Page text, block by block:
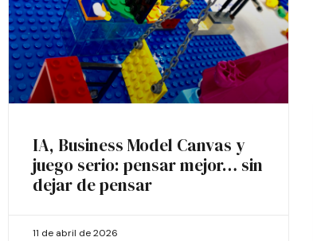
IA, Business Model Canvas y
juego serio: pensar mejor… sin
dejar de pensar
11 de abril de 2026